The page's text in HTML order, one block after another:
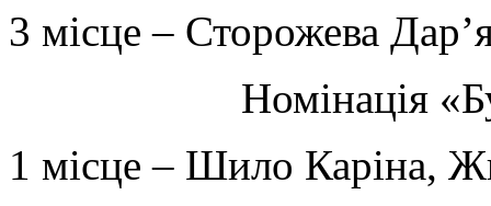
3 місце – Сторожева
Номінація
1 місце – Шило Каріна,